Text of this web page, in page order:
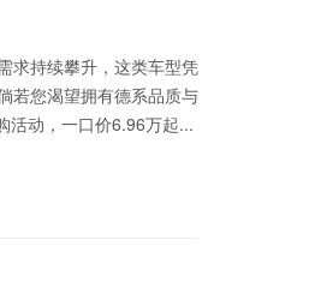
求持续攀升，这类车型凭
若您渴望拥有德系品质与
活动，一口价6.96万起...